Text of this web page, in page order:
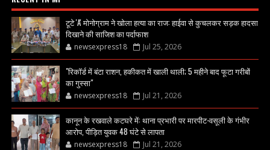
टूटे 'A' मोनोग्राम ने खोला हत्या का राज: हाईवा से कुचलकर सड़क हादसा
दिखाने की साजिश का पर्दाफाश
newsexpress18 Jul 25, 2026
"रिकॉर्ड में बंटा राशन, हकीकत में खाली थाली; 5 महीने बाद फूटा गरीबों
का गुस्सा"
newsexpress18 Jul 21, 2026
कानून के रखवाले कटघरे में: थाना प्रभारी पर मारपीट-वसूली के गंभीर
आरोप, पीड़ित युवक 48 घंटे से लापता
newsexpress18 Jul 21, 2026